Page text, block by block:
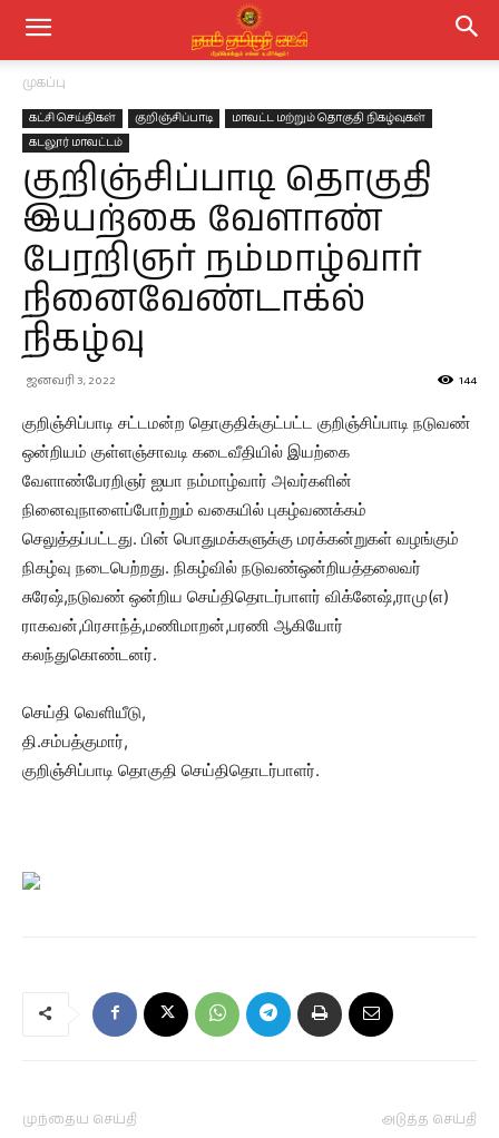
முகப்பு
கட்சி செய்திகள் குறிஞ்சிப்பாடி
மாவட்ட மற்றும் தொகுதி நிகழ்வுகள்
கடலூர் மாவட்டம்
குறிஞ்சிப்பாடி தொகுதி
இயற்கை வேளாண்
பேரறிஞர் நம்மாழ்வார்
நினைவேண்டாக்ல்
நிகழ்வு
ஜனவரி 3, 2022 144
குறிஞ்சிப்பாடி சட்டமன்ற தொகுதிக்குட்பட்ட குறிஞ்சிப்பாடி நடுவண்
ஒன்றியம் குள்ளஞ்சாவடி கடைவீதியில் இயற்கை
வேளாண்பேரறிஞர் ஐயா நம்மாழ்வார் அவர்களின்
நினைவுநாளைப்போற்றும் வகையில் புகழ்வணக்கம்
செலுத்தப்பட்டது. பின் பொதுமக்களுக்கு மரக்கன்றுகள் வழங்கும்
நிகழ்வு நடைபெற்றது. நிகழ்வில் நடுவண்ஒன்றியத்தலைவர்
சுரேஷ்,நடுவண் ஒன்றிய செய்திதொடர்பாளர் விக்னேஷ்,ராமு(எ)
ராகவன்,பிரசாந்த்,மணிமாறன்,பரணி ஆகியோர்
கலந்துகொண்டனர்.
செய்தி வெளியீடு,
தி.சம்பத்குமார்,
குறிஞ்சிப்பாடி தொகுதி செய்திதொடர்பாளர்.
முந்தைய செய்தி அடுத்த செய்தி